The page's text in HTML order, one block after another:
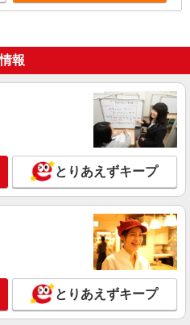
報
とりあえずキープ
とりあえずキープ